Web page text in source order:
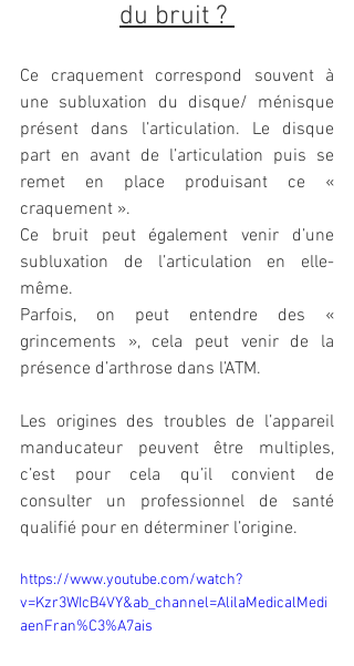
du bruit ?
Ce craquement correspond souvent à
une subluxation du disque/ ménisque
présent dans l’articulation. Le disque
part en avant de l’articulation puis se
remet en place produisant ce «
craquement ».
Ce bruit peut également venir d’une
subluxation de l’articulation en elle-
même.
Parfois, on peut entendre des «
grincements », cela peut venir de la
présence d’arthrose dans l’ATM.
Les origines des troubles de l’appareil
manducateur peuvent être multiples,
c’est pour cela qu’il convient de
consulter un professionnel de santé
qualifié pour en déterminer l’origine.
https://www.youtube.com/watch?
v=Kzr3WIcB4VY&ab_channel=AlilaMedicalMedi
aenFran%C3%A7ais